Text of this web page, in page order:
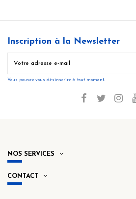
Inscription à la Newsletter
Vous pouvez vous désinscrire à tout moment.
NOS SERVICES
CONTACT